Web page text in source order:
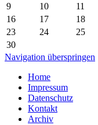
9
10 11
16
17 18
23
24 25
30
Navigation überspringen
Home
Impressum
Datenschutz
Kontakt
Archiv